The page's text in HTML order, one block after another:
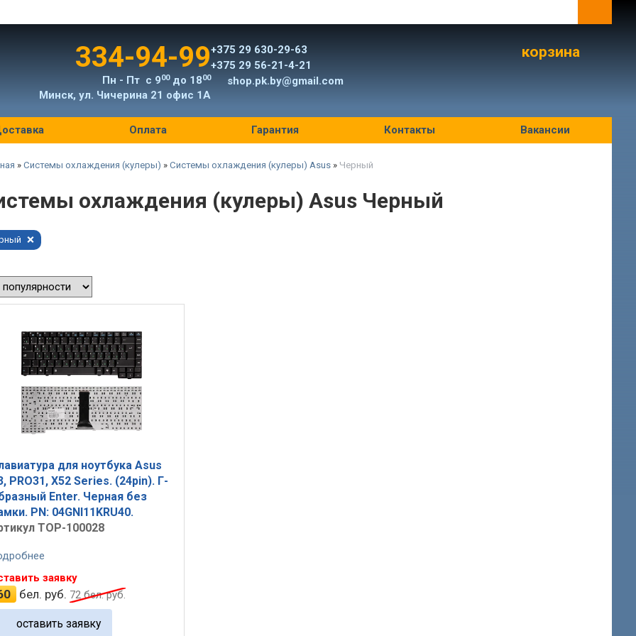
334-94-99
Пн - Пт с 900до 1800
Минск, ул. Чичерина 21 офис 1А
+375 29 630-29-63
+375 29 56-21-4-21
shop.pk.by@gmail.com
корзина
Оплата Гарантия Контакты Вакансии
» Системы охлаждения (кулеры) » Системы охлаждения (кулеры) Asus » Черный
охлаждения (кулеры) Asus Черный
для ноутбука Asus
PRO31, X52 Series. (24pin). Г-
Enter. Черная без
PN: 04GNI11KRU40.
TOP-100028
заявку
бел. руб. 72бел. руб.
оставить заявку